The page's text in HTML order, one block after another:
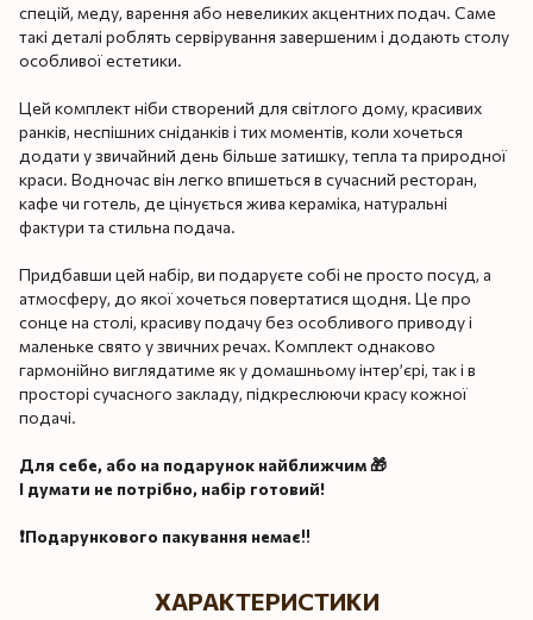
спецій, меду, варення або невеликих акцентних подач. Саме
такі деталі роблять сервірування завершеним і додають столу
особливої естетики.
Цей комплект ніби створений для світлого дому, красивих
ранків, неспішних сніданків і тих моментів, коли хочеться
додати у звичайний день більше затишку, тепла та природної
краси. Водночас він легко впишеться в сучасний ресторан,
кафе чи готель, де цінується жива кераміка, натуральні
фактури та стильна подача.
Придбавши цей набір, ви подаруєте собі не просто посуд, а
атмосферу, до якої хочеться повертатися щодня. Це про
сонце на столі, красиву подачу без особливого приводу і
маленьке свято у звичних речах. Комплект однаково
гармонійно виглядатиме як у домашньому інтер’єрі, так і в
просторі сучасного закладу, підкреслюючи красу кожної
подачі.
Для себе, або на подарунок найближчим 🎁
І думати не потрібно, набір готовий!
❗️Подарункового пакування немає‼️
ХАРАКТЕРИСТИКИ